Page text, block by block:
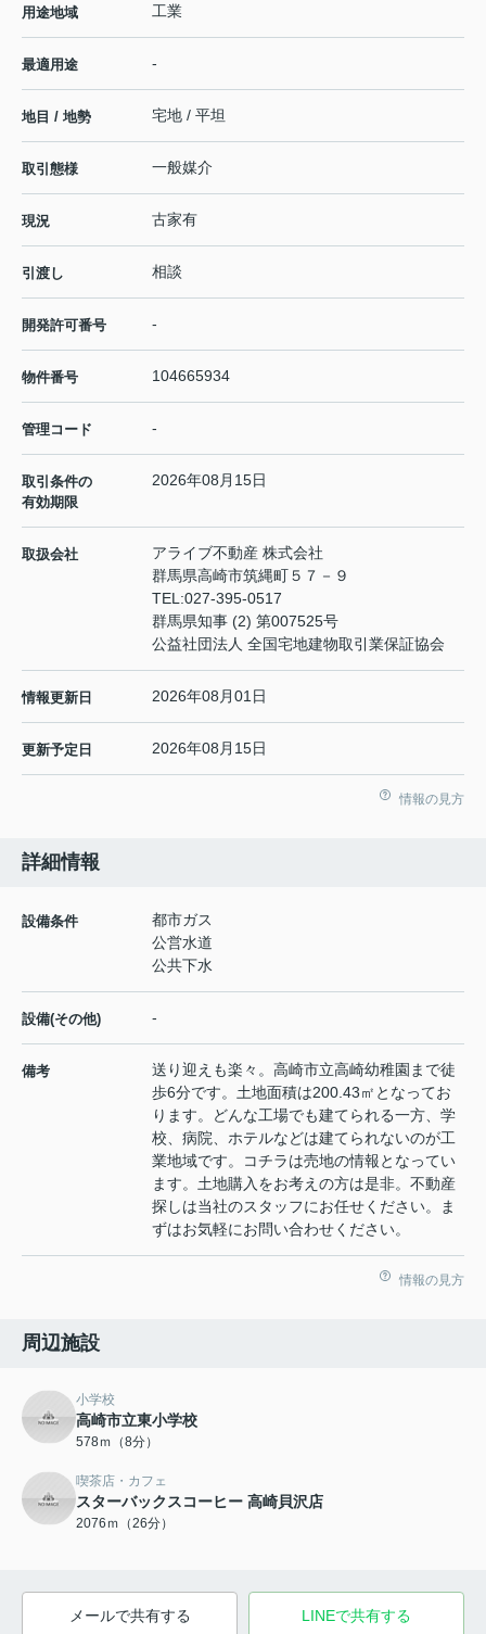
用途地域 工業
最適用途 -
地目 / 地勢 宅地 / 平坦
取引態様 一般媒介
現況 古家有
引渡し 相談
開発許可番号 -
物件番号 104665934
管理コード -
取引条件の
有効期限
2026年08月15日
取扱会社
アライブ不動産 株式会社
群馬県高崎市筑縄町５７－９
TEL:027-395-0517
群馬県知事 (2) 第007525号
公益社団法人 全国宅地建物取引業保証協会
情報更新日 2026年08月01日
更新予定日 2026年08月15日
情報の見方
詳細情報
設備条件
都市ガス
公営水道
公共下水
設備(その他) -
備考
送り迎えも楽々。高崎市立高崎幼稚園まで徒
歩6分です。土地面積は200.43㎡となってお
ります。どんな工場でも建てられる一方、学
校、病院、ホテルなどは建てられないのが工
業地域です。コチラは売地の情報となってい
ます。土地購入をお考えの方は是非。不動産
探しは当社のスタッフにお任せください。ま
ずはお気軽にお問い合わせください。
情報の見方
周辺施設
小学校
高崎市立東小学校
578ｍ（8分）
喫茶店・カフェ
スターバックスコーヒー 高崎貝沢店
2076ｍ（26分）
メールで共有する LINEで共有する